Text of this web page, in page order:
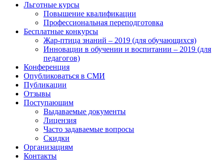
Льготные курсы
Повышение квалификации
Профессиональная переподготовка
Бесплатные конкурсы
Жар-птица знаний – 2019 (для обучающихся)
Инновации в обучении и воспитании – 2019 (для
педагогов)
Конференция
Опубликоваться в СМИ
Публикации
Отзывы
Поступающим
Выдаваемые документы
Лицензия
Часто задаваемые вопросы
Скидки
Организациям
Контакты